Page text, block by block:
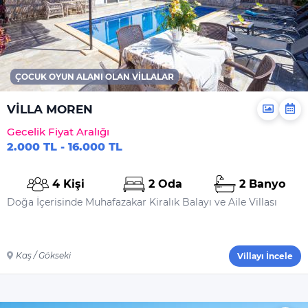
Ortak Salon/TV Alanı
Özel Havuz
Jakuzi
Sauna
Genel
Saç Kurutma
Makinesi
ÇOCUK OYUN ALANI OLAN VILLALAR
VİLLA MOREN
Gecelik Fiyat Aralığı
2.000 TL - 16.000 TL
4 Kişi 2 Oda 2 Banyo
Doğa İçerisinde Muhafazakar Kiralık Balayı ve Aile Villası
Kaş / Gökseki Villayı İncele